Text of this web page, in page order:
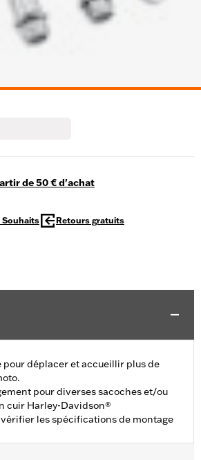
de 50 € d'achat
Souhaits Retours gratuits
pour déplacer et accueillir plus de
pour diverses sacoches et/ou
cuir Harley-Davidson®
vérifier les spécifications de montage